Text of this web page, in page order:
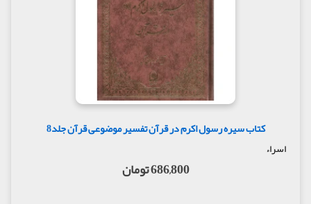
کتاب سیره رسول اکرم در قرآن تفسیر موضوعی قرآن جلد8
اسراء
686,800 تومان